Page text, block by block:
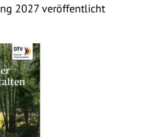
2027 veröffentlicht